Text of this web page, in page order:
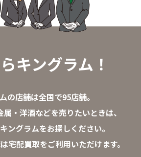
キングラム！
の店舗は全国で95店舗。
・洋酒などを売りたいときは、
ングラムをお探しください。
宅配買取をご利用いただけます。